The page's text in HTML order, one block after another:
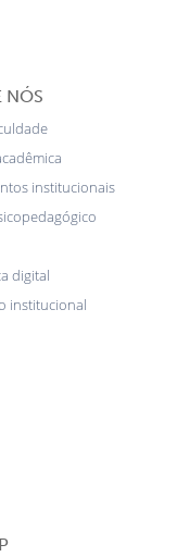
NÓS
institucionais
digital
institucional